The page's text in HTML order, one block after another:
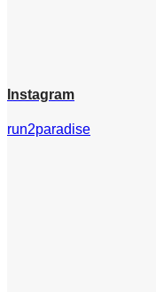
Instagram
run2paradise